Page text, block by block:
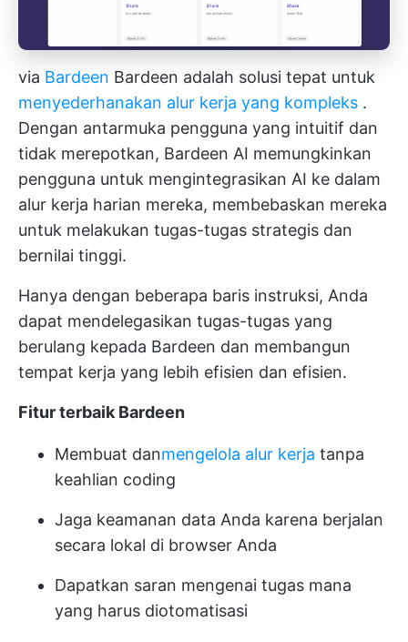
via Bardeen Bardeen adalah solusi tepat untuk
menyederhanakan alur kerja yang kompleks .
Dengan antarmuka pengguna yang intuitif dan
tidak merepotkan, Bardeen AI memungkinkan
pengguna untuk mengintegrasikan AI ke dalam
alur kerja harian mereka, membebaskan mereka
untuk melakukan tugas-tugas strategis dan
bernilai tinggi.
Hanya dengan beberapa baris instruksi, Anda
dapat mendelegasikan tugas-tugas yang
berulang kepada Bardeen dan membangun
tempat kerja yang lebih efisien dan efisien.
Fitur terbaik Bardeen
Membuat danmengelola alur kerja tanpa
keahlian coding
Jaga keamanan data Anda karena berjalan
secara lokal di browser Anda
Dapatkan saran mengenai tugas mana
yang harus diotomatisasi